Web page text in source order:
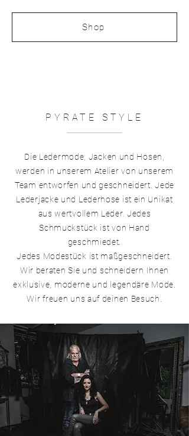
Shop
PYRATE STYLE
Die Ledermode, Jacken und Hosen,
werden in unserem Atelier von unserem
Team entworfen und geschneidert. Jede
Lederjacke und Lederhose ist ein Unikat
aus wertvollem Leder. Jedes
Schmuckstück ist von Hand
geschmiedet.
Jedes Modestück ist maßgeschneidert.
Wir beraten Sie und schneidern Ihnen
exklusive, moderne und legendäre Mode.
Wir freuen uns auf deinen Besuch.